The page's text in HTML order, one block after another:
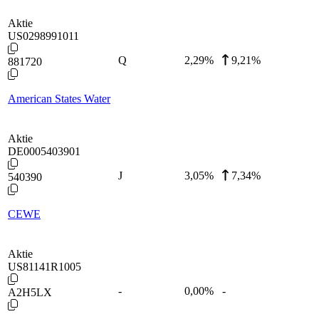
Aktie
US0298991011
881720
American States Water
Q 2,29% 9,21%
Aktie
DE0005403901
540390
CEWE
J 3,05% 7,34%
Aktie
US81141R1005
A2H5LX - 0,00% -